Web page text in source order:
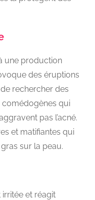
une production
des éruptions
rechercher des
comédogènes qui
pas l’acné.
et matifiantes qui
sur la peau.
et réagit